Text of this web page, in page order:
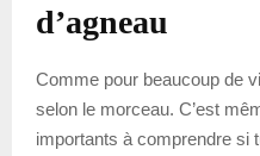
d’agneau
Comme pour beaucoup de
selon le morceau. C’est
importants à comprendre si